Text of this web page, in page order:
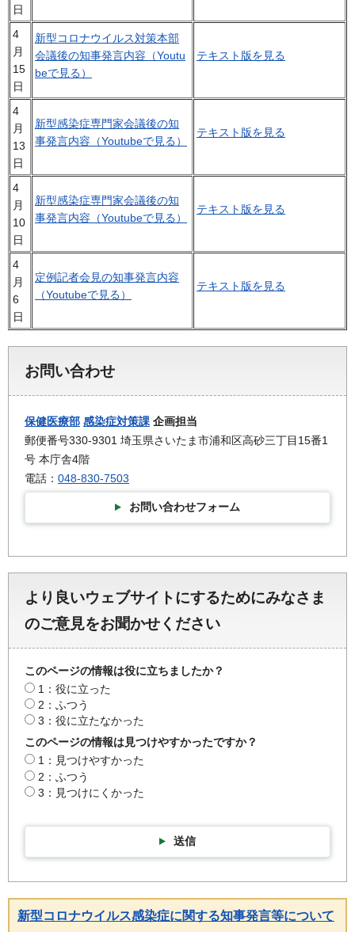
日
4
月
15
日
新型コロナウイルス対策本部
会議後の知事発言内容（Youtu
beで見る）
テキスト版を見る
4
月
13
日
新型感染症専門家会議後の知
事発言内容（Youtubeで見る）
テキスト版を見る
4
月
10
日
新型感染症専門家会議後の知
事発言内容（Youtubeで見る）
テキスト版を見る
4
月
6
日
定例記者会見の知事発言内容
（Youtubeで見る）
テキスト版を見る
お問い合わせ
保健医療部 感染症対策課 企画担当
郵便番号330-9301 埼玉県さいたま市浦和区高砂三丁目15番1
号 本庁舎4階
電話： 048-830-7503
お問い合わせフォーム
より良いウェブサイトにするためにみなさま
のご意見をお聞かせください
このページの情報は役に立ちましたか？
1：役に立った
2：ふつう
3：役に立たなかった
このページの情報は見つけやすかったですか？
1：見つけやすかった
2：ふつう
3：見つけにくかった
送信
新型コロナウイルス感染症に関する知事発言等について